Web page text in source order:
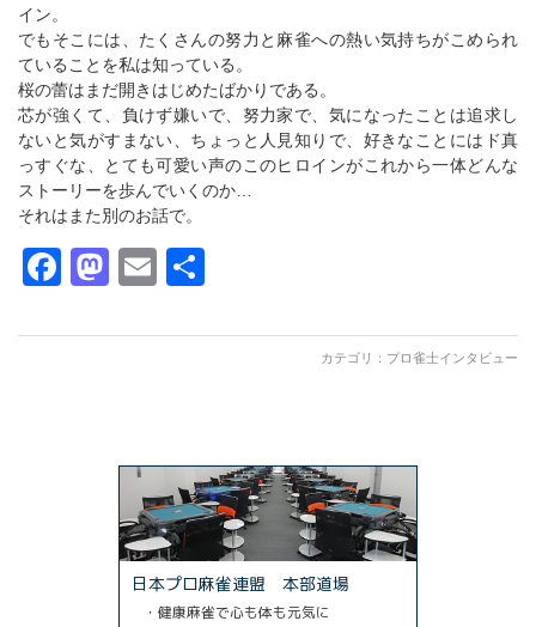
イン。
でもそこには、たくさんの努力と麻雀への熱い気持ちがこめられ
ていることを私は知っている。
桜の蕾はまだ開きはじめたばかりである。
芯が強くて、負けず嫌いで、努力家で、気になったことは追求し
ないと気がすまない、ちょっと人見知りで、好きなことにはド真
っすぐな、とても可愛い声のこのヒロインがこれから一体どんな
ストーリーを歩んでいくのか…
それはまた別のお話で。
Facebook
Mastodon
Email
カテゴリ： プロ雀士インタビュー
日本プロ麻雀連盟 本部道場
・健康麻雀で心も体も元気に